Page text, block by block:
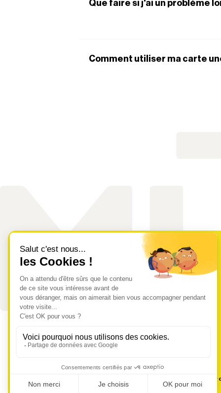
Que faire si j'ai un problème
Comment utiliser ma carte
Une solution soutenue par :
Contact :
contact@getmucho.fr
Adresse :
18 rue d'Hauteville, 75010 Paris
Médiateur